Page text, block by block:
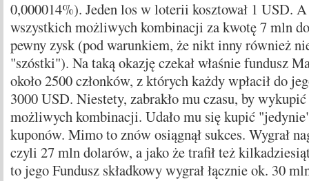
0,000014%). Jeden los w loterii kosztował 1 USD.
wszystkich możliwych kombinacji za kwotę 7 mln
pewny zysk (pod warunkiem, że nikt inny również
"szóstki"). Na taką okazję czekał właśnie fundusz
około 2500 członków, z których każdy wpłacił do
3000 USD. Niestety, zabrakło mu czasu, by
możliwych kombinacji. Udało mu się kupić
kuponów. Mimo to znów osiągnął sukces. Wygrał
czyli 27 mln dolarów, a jako że trafił też
to jego Fundusz składkowy wygrał łącznie ok. 30